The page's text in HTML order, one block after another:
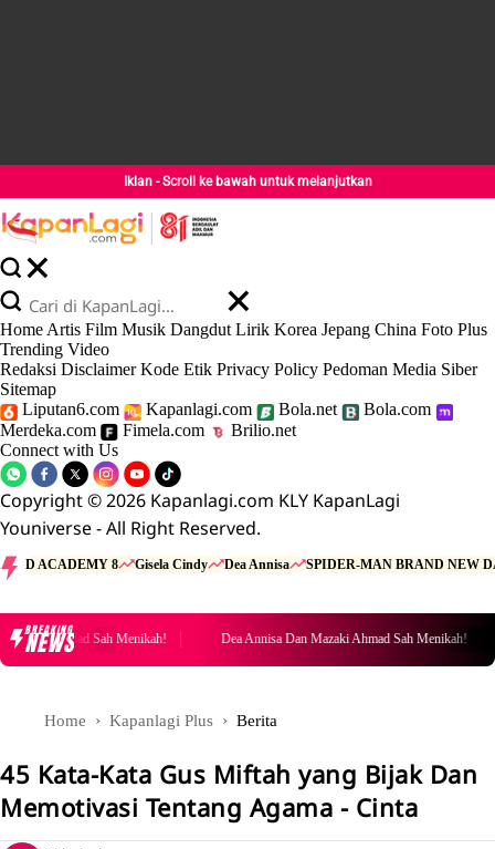
Iklan - Scroll ke bawah untuk melanjutkan
Home Artis Film Musik Dangdut Lirik Korea Jepang China Foto Plus
Trending Video
Redaksi Disclaimer Kode Etik Privacy Policy Pedoman Media Siber
Sitemap
Liputan6.com
Kapanlagi.com Bola.net
Bola.com
Merdeka.com
Fimela.com
Brilio.net
Connect with Us
Copyright © 2026 Kapanlagi.com KLY KapanLagi
Youniverse - All Right Reserved.
D ACADEMY 8 Gisela Cindy Dea Annisa SPIDER-MAN BRAND NEW
BREAKING
NEWS Dea Annisa Dan Mazaki Ahmad Sah Menikah! Dea Annisa
Home Kapanlagi Plus Berita
45 Kata-Kata Gus Miftah yang Bijak Dan
Memotivasi Tentang Agama - Cinta